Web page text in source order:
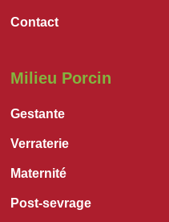
Contact
Milieu Porcin
Gestante
Verraterie
Maternité
Post-sevrage